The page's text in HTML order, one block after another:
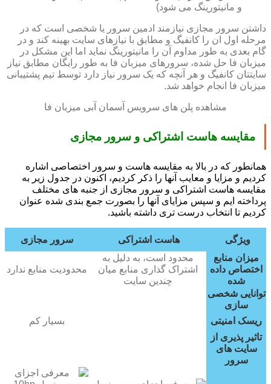
و مانیتورینگ می شود)
داشتن سرور مجازی نیازمند ادمین سرور یا شخصی است که در
مرحله اول ان را کانفیگ و مطابق با نیازهای سایت بهینه کند و در
گام بعدی به طور مداوم آن را مانیتورینگ نماید اما این مشکل در
میزبان فا حل شده، سرورهای میزبان فا به طور رایگان مطابق نیاز
سایتتان کانفیگ و هر آنچه که یک سرور نیاز دارد توسط تیم پشتیبانی
میزبان فا انجام خواهد شد.
مشاهده پلن های سرویس آسمان آبی میزبان فا
مقایسه هاست اشتراکی و سرور مجازی
همانطور که در بالا به مقایسه هاست و سرور اختصاصی اشاره
کردیم و مزایا و معایب آنها را ذکر کردیم، اکنون در جدول زیر به
مقایسه هاست اشتراکی و سرور مجازی از جنبه های مختلف
پرداخته ایم و سپس مزایای آنها را بصورت جمع بندی شده عنوان
کردیم تا انتخاب درست تری داشته باشید.
ویژگی هاست اشتراکی
سرور مجازی
میزان منابع
اختصاص داده
شده
محدود است، به دلیل به
اشتراک گذاری منابع میان
چندین سایت
محدودیت منابع ندارد
توانایی شخصی
سازی
ریسک امنیتی
بسیار کم
تاثیر پذیری از
سایت های
سرور